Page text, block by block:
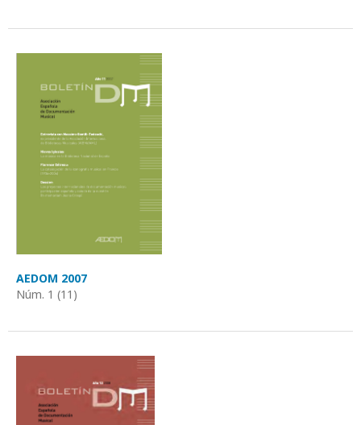
AEDOM 2007
Núm. 1 (11)